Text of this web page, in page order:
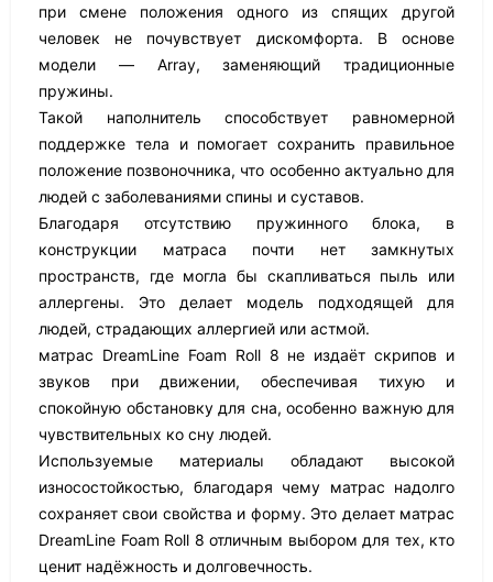
при смене положения одного из спящих другой
человек не почувствует дискомфорта. В основе
модели — Array, заменяющий традиционные
пружины.
Такой наполнитель способствует равномерной
поддержке тела и помогает сохранить правильное
положение позвоночника, что особенно актуально для
людей с заболеваниями спины и суставов.
Благодаря отсутствию пружинного блока, в
конструкции матраса почти нет замкнутых
пространств, где могла бы скапливаться пыль или
аллергены. Это делает модель подходящей для
людей, страдающих аллергией или астмой.
матрас DreamLine Foam Roll 8 не издаёт скрипов и
звуков при движении, обеспечивая тихую и
спокойную обстановку для сна, особенно важную для
чувствительных ко сну людей.
Используемые материалы обладают высокой
износостойкостью, благодаря чему матрас надолго
сохраняет свои свойства и форму. Это делает матрас
DreamLine Foam Roll 8 отличным выбором для тех, кто
ценит надёжность и долговечность.